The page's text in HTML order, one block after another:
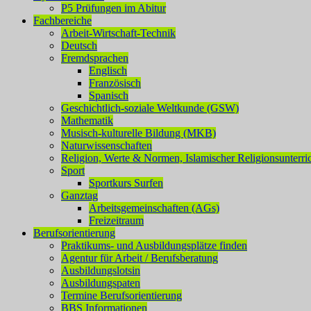
P5 Prüfungen im Abitur
Fachbereiche
Arbeit-Wirtschaft-Technik
Deutsch
Fremdsprachen
Englisch
Französisch
Spanisch
Geschichtlich-soziale Weltkunde (GSW)
Mathematik
Musisch-kulturelle Bildung (MKB)
Naturwissenschaften
Religion, Werte & Normen, Islamischer
Sport
Sportkurs Surfen
Ganztag
Arbeitsgemeinschaften (AGs)
Freizeitraum
Berufsorientierung
Praktikums- und Ausbildungsplätze finden
Agentur für Arbeit / Berufsberatung
Ausbildungslotsin
Ausbildungspaten
Termine Berufsorientierung
BBS Informationen